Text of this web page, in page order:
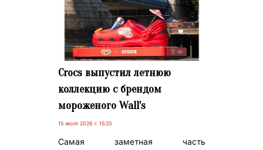
Crocs выпустил летнюю
коллекцию с брендом
мороженого Wall's
15 июля 2026 г. 15:20
Самая заметная часть